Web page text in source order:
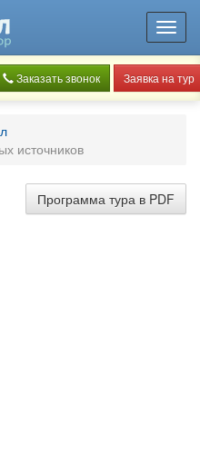
Заказать звонок Заявка на тур
источников
Программа тура в PDF